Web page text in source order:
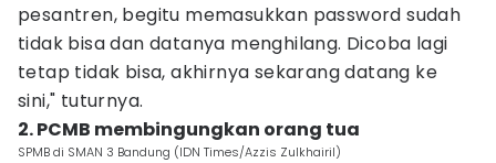
pesantren, begitu memasukkan password sudah
tidak bisa dan datanya menghilang. Dicoba lagi
tetap tidak bisa, akhirnya sekarang datang ke
sini," tuturnya.
2. PCMB membingungkan orang tua
SPMB di SMAN 3 Bandung (IDN Times/Azzis Zulkhairil)